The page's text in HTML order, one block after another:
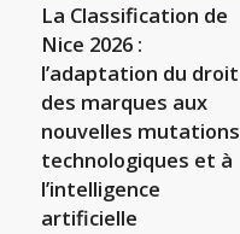
La Classification de
Nice 2026 :
l’adaptation du droit
des marques aux
nouvelles mutations
technologiques et à
l’intelligence
artificielle